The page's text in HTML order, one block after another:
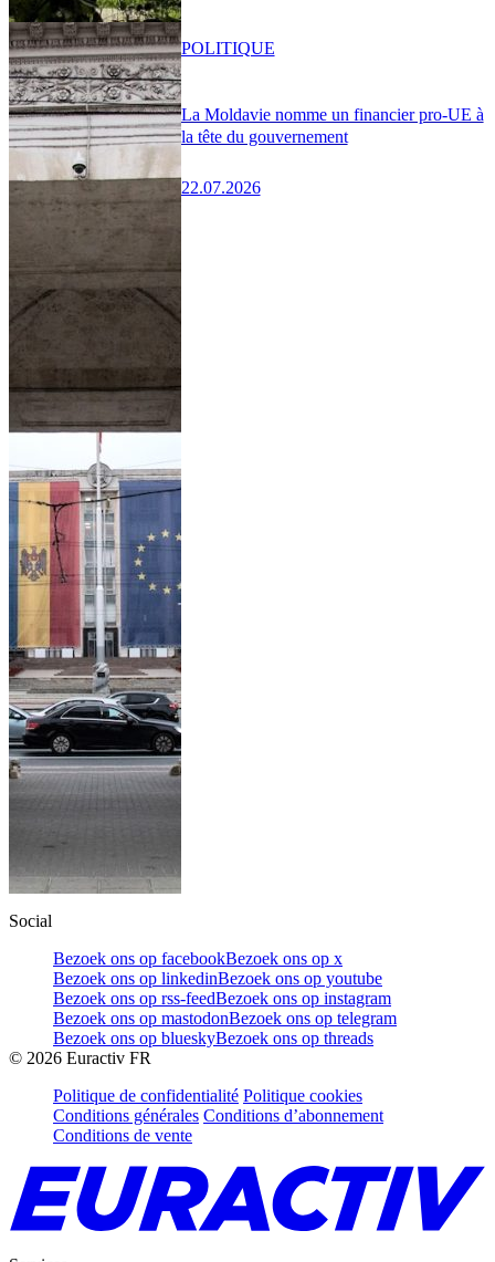
La Moldavie nomme un financier pro-UE à
la tête du gouvernement
22.07.2026
POLITIQUE
Social
Bezoek ons op facebookBezoek ons op x
Bezoek ons op linkedinBezoek ons op youtube
Bezoek ons op rss-feedBezoek ons op instagram
Bezoek ons op mastodonBezoek ons op telegram
Bezoek ons op blueskyBezoek ons op threads
© 2026 Euractiv FR
Politique de confidentialité Politique cookies
Conditions générales Conditions d’abonnement
Conditions de vente